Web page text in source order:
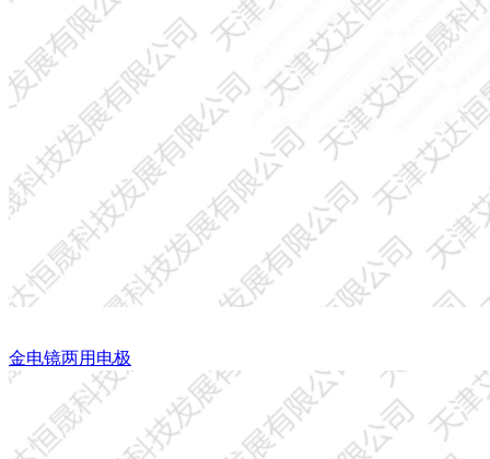
金电镜两用电极